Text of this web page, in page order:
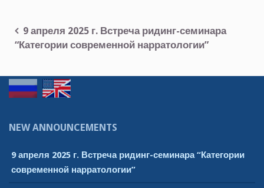
Post
9 апреля 2025 г. Встреча ридинг-семинара
“Категории современной нарратологии”
NEW ANNOUNCEMENTS
9 апреля 2025 г. Встреча ридинг-семинара “Категории
современной нарратологии”